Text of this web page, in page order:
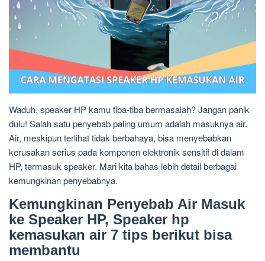
Waduh, speaker HP kamu tiba-tiba bermasalah? Jangan panik
dulu! Salah satu penyebab paling umum adalah masuknya air.
Air, meskipun terlihat tidak berbahaya, bisa menyebabkan
kerusakan serius pada komponen elektronik sensitif di dalam
HP, termasuk speaker. Mari kita bahas lebih detail berbagai
kemungkinan penyebabnya.
Kemungkinan Penyebab Air Masuk
ke Speaker HP, Speaker hp
kemasukan air 7 tips berikut bisa
membantu